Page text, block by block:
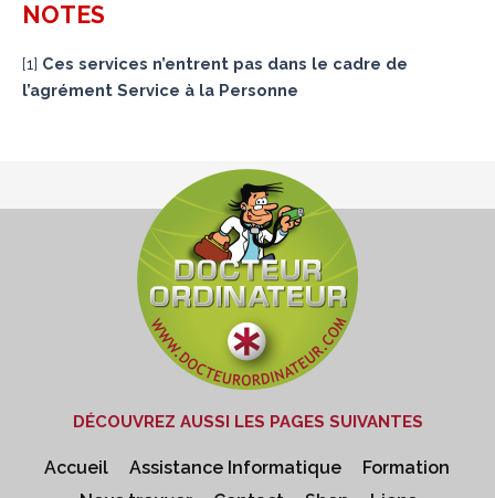
NOTES
[1] Ces services n’entrent pas dans le cadre de
l’agrément Service à la Personne
DÉCOUVREZ AUSSI LES PAGES SUIVANTES
Accueil Assistance Informatique
Formation